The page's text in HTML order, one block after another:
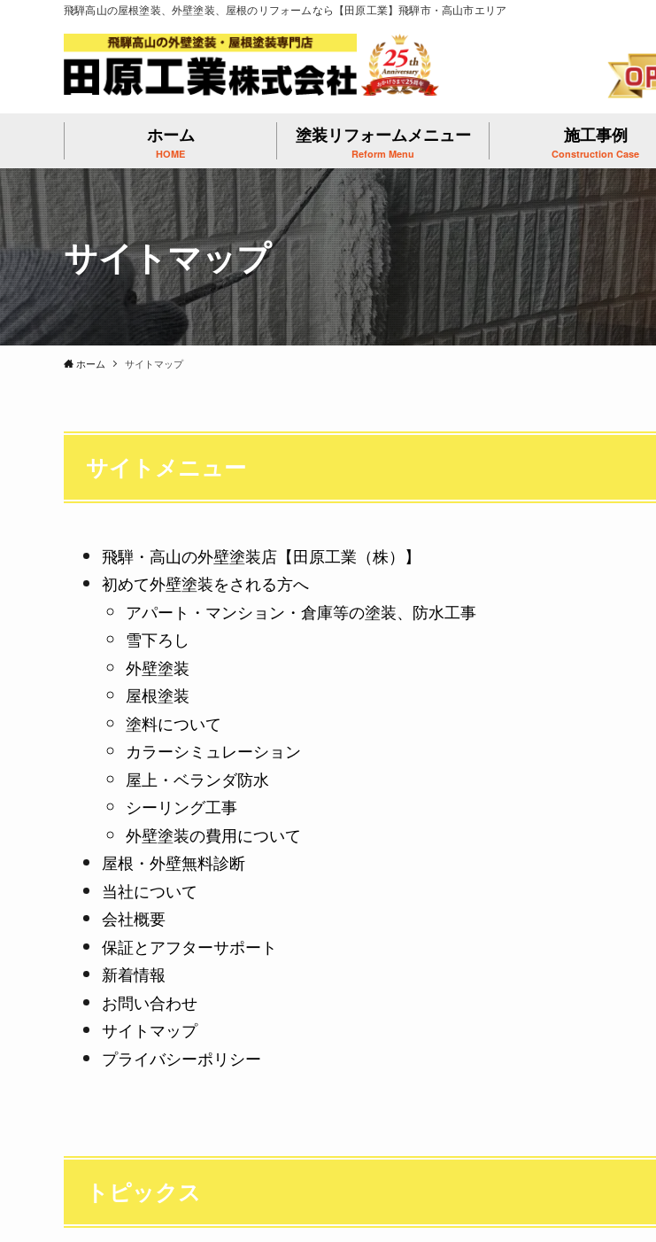
飛騨高山の屋根塗装、外壁塗装、屋根のリフォームなら【田原工業】飛騨市・高山市エリア
ホーム
HOME
塗装リフォームメニュー
Reform Menu
施工事例
Construction Case
サイトマップ
ホーム サイトマップ
サイトメニュー
飛騨・高山の外壁塗装店【田原工業（株）】
初めて外壁塗装をされる方へ
アパート・マンション・倉庫等の塗装、防水工事
雪下ろし
外壁塗装
屋根塗装
塗料について
カラーシミュレーション
屋上・ベランダ防水
シーリング工事
外壁塗装の費用について
屋根・外壁無料診断
当社について
会社概要
保証とアフターサポート
新着情報
お問い合わせ
サイトマップ
プライバシーポリシー
トピックス